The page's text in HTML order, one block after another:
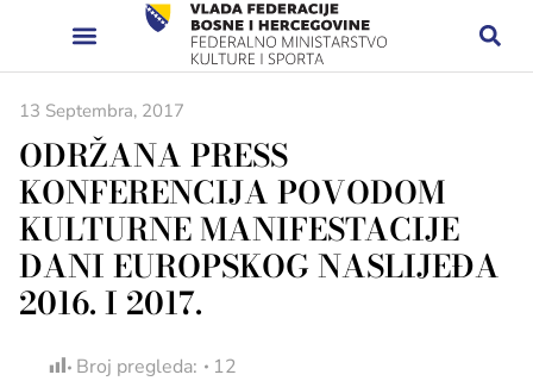
13 Septembra, 2017
ODRŽANA PRESS
KONFERENCIJA POVODOM
KULTURNE MANIFESTACIJE
DANI EUROPSKOG NASLIJEĐA
2016. I 2017.
Broj pregleda: 12